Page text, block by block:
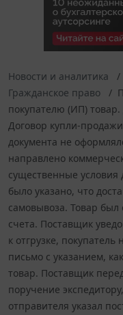
Новости и аналитика
Гражданское право
покупателю (ИП)
Договор купли-
документа не
направлено
существенные условия
было указано, что
самовывоза. Товар
счета. Поставщик
к отгрузке,
письмо с указанием,
товар. Поставщик
поручение
отправителя указал